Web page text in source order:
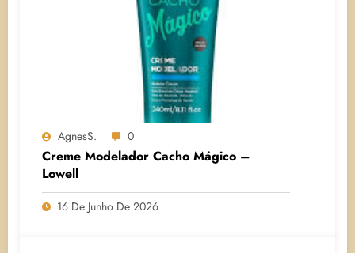
AgnesS. 0
Creme Modelador Cacho Mágico –
Lowell
16 De Junho De 2026